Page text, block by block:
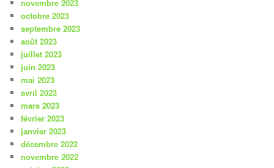
novembre 2023
octobre 2023
septembre 2023
août 2023
juillet 2023
juin 2023
mai 2023
avril 2023
mars 2023
février 2023
janvier 2023
décembre 2022
novembre 2022